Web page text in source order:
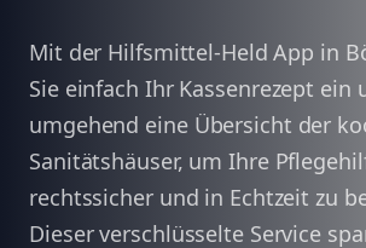
Mit der Hilfsmittel-Held App in
Sie einfach Ihr Kassenrezept ein
umgehend eine Übersicht der
Sanitätshäuser, um Ihre
rechtssicher und in Echtzeit zu
Dieser verschlüsselte Service